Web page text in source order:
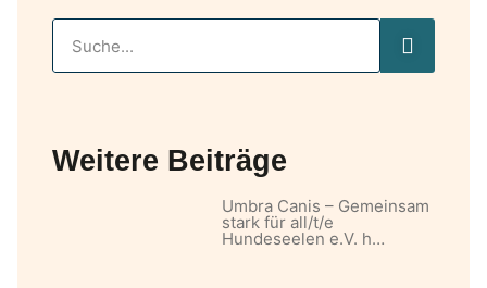
Weitere Beiträge
Umbra Canis – Gemeinsam
stark für all/t/e
Hundeseelen e.V. h…